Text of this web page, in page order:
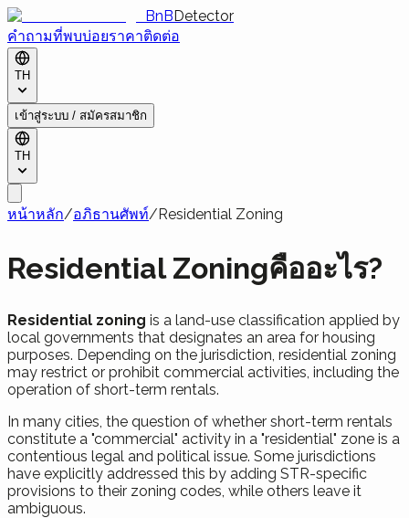
BnBDetector
คำถามที่พบบ่อยราคาติดต่อ
TH
เข้าสู่ระบบ / สมัครสมาชิก
TH
หน้าหลัก/อภิธานศัพท์/Residential Zoning
Residential Zoningคืออะไร?
Residential zoning is a land-use classification applied by
local governments that designates an area for housing
purposes. Depending on the jurisdiction, residential zoning
may restrict or prohibit commercial activities, including the
operation of short-term rentals.
In many cities, the question of whether short-term rentals
constitute a "commercial" activity in a "residential" zone is a
contentious legal and political issue. Some jurisdictions
have explicitly addressed this by adding STR-specific
provisions to their zoning codes, while others leave it
ambiguous.